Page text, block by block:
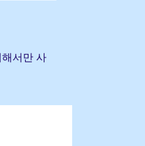
서만 사